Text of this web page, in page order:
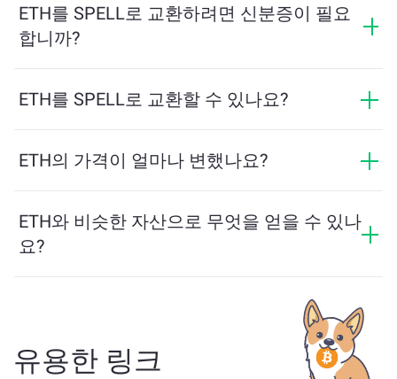
다. 플랫폼은 원활한 거래를 보장하기 위해 필요한 최소
금액을 자동으로 계산합니다. 그러나 대부분의 경우, 최
소 금액은 2달러 상당입니다.
ETH를 SPELL로 교환하려면 신분증이 필요
합니까?
프로세스가 빠르고 익명입니다. 그러나 ChangeNOW Pro
세요!
ETH를 SPELL로 교환할 수 있나요?
도 교환할 수 있습니다. 또한 ChangeNOW는 멀티체인 브
ETH의 가격이 얼마나 변했나요?
니다.
ETH와 비슷한 자산으로 무엇을 얻을 수 있나
요?
테이블코인, 유틸리티 토큰, 거버넌스 코인 또는 다른 유
형일 수 있습니다. 일반적인 대안으로는 유사한 사용 사
례나 시장 위치를 가진 다른 암호화폐가 포함됩니다.주
요 거래 페이지에서 교환 가능한 모든 자산을 확인하세
유용한 링크